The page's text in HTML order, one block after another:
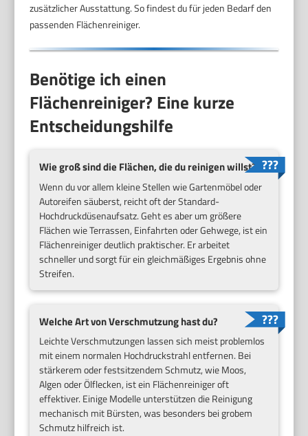
zusätzlicher Ausstattung. So findest du für jeden Bedarf den
passenden Flächenreiniger.
Benötige ich einen
Flächenreiniger? Eine kurze
Entscheidungshilfe
Wie groß sind die Flächen, die du reinigen willst?
Wenn du vor allem kleine Stellen wie Gartenmöbel oder
Autoreifen säuberst, reicht oft der Standard-
Hochdruckdüsenaufsatz. Geht es aber um größere
Flächen wie Terrassen, Einfahrten oder Gehwege, ist ein
Flächenreiniger deutlich praktischer. Er arbeitet
schneller und sorgt für ein gleichmäßiges Ergebnis ohne
Streifen.
Welche Art von Verschmutzung hast du?
Leichte Verschmutzungen lassen sich meist problemlos
mit einem normalen Hochdruckstrahl entfernen. Bei
stärkerem oder festsitzendem Schmutz, wie Moos,
Algen oder Ölflecken, ist ein Flächenreiniger oft
effektiver. Einige Modelle unterstützen die Reinigung
mechanisch mit Bürsten, was besonders bei grobem
Schmutz hilfreich ist.